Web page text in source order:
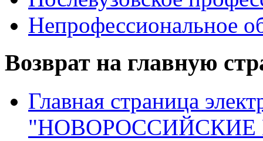
Непрофессиональное
Возврат на главную
Главная страница
"НОВОРОССИЙСКИЕ